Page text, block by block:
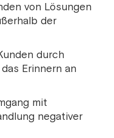
von Lösungen
der
durch
Erinnern an
mit
negativer